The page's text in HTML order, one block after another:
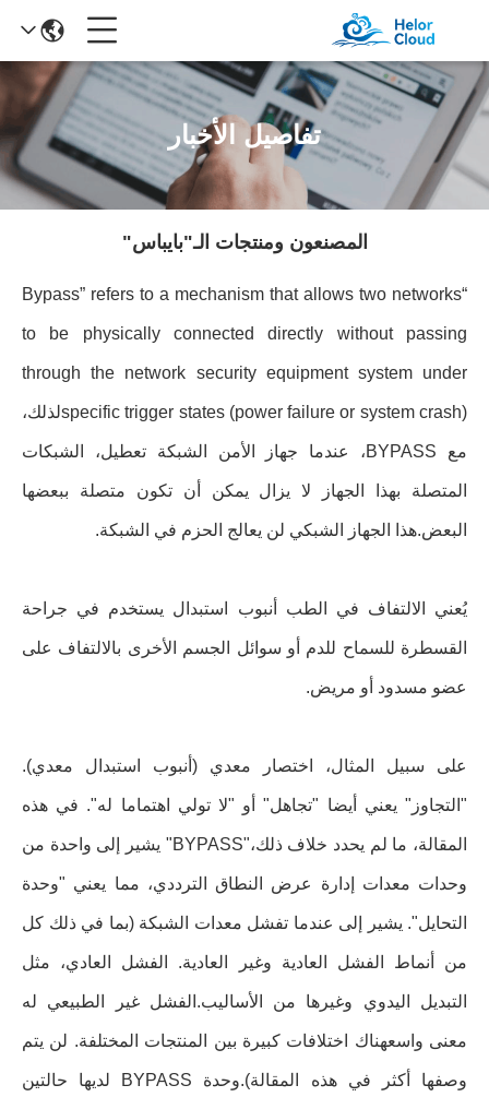
تفاصيل الأخبار
المصنعون ومنتجات الـ"بايباس"
“Bypass” refers to a mechanism that allows two networks
to be physically connected directly without passing
through the network security equipment system under
specific trigger states (power failure or system crash)لذلك،
مع BYPASS، عندما جهاز الأمن الشبكة تعطيل، الشبكات
المتصلة بهذا الجهاز لا يزال يمكن أن تكون متصلة ببعضها
البعض.هذا الجهاز الشبكي لن يعالج الحزم في الشبكة.
يُعني الالتفاف في الطب أنبوب استبدال يستخدم في جراحة
القسطرة للسماح للدم أو سوائل الجسم الأخرى بالالتفاف على
عضو مسدود أو مريض.
على سبيل المثال، اختصار معدي (أنبوب استبدال معدي).
"التجاوز" يعني أيضا "تجاهل" أو "لا تولي اهتماما له". في هذه
المقالة، ما لم يحدد خلاف ذلك،"BYPASS" يشير إلى واحدة من
وحدات معدات إدارة عرض النطاق الترددي، مما يعني "وحدة
التحايل". يشير إلى عندما تفشل معدات الشبكة (بما في ذلك كل
من أنماط الفشل العادية وغير العادية. الفشل العادي، مثل
التبديل اليدوي وغيرها من الأساليب.الفشل غير الطبيعي له
معنى واسعهناك اختلافات كبيرة بين المنتجات المختلفة. لن يتم
وصفها أكثر في هذه المقالة).وحدة BYPASS لديها حالتين